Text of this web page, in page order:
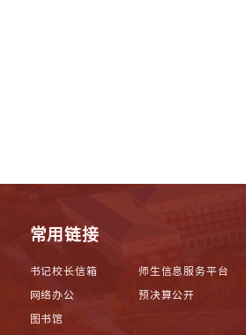
常用链接
书记校长信箱 师生信息服务平台
网络办公
预决算公开
图书馆